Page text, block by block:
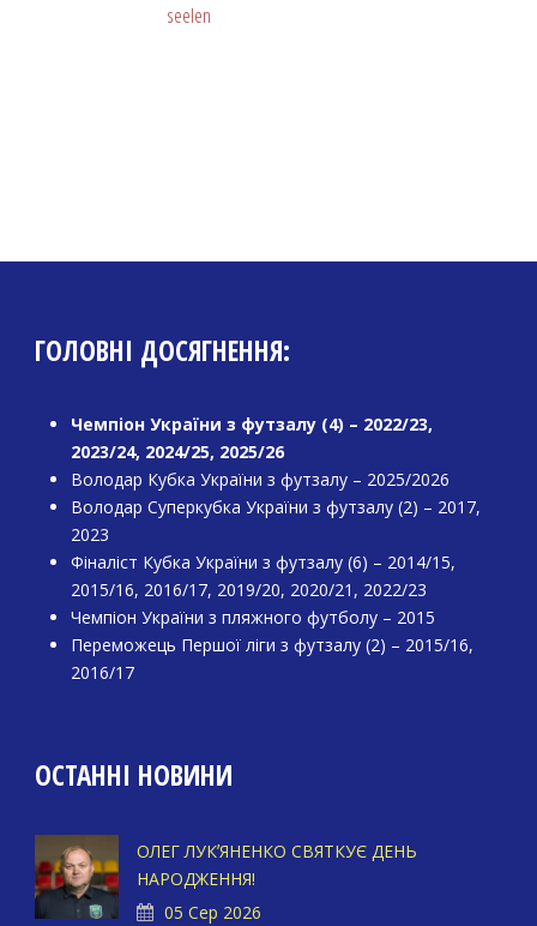
seelen
ГОЛОВНІ ДОСЯГНЕННЯ:
Чемпіон України з футзалу (4) – 2022/23,
2023/24, 2024/25, 2025/26
Володар Кубка України з футзалу – 2025/2026
Володар Суперкубка України з футзалу (2) – 2017,
2023
Фіналіст Кубка України з футзалу (6) – 2014/15,
2015/16, 2016/17, 2019/20, 2020/21, 2022/23
Чемпіон України з пляжного футболу – 2015
Переможець Першої ліги з футзалу (2) – 2015/16,
2016/17
ОСТАННІ НОВИНИ
ОЛЕГ ЛУКʼЯНЕНКО СВЯТКУЄ ДЕНЬ
НАРОДЖЕННЯ!
05 Сер 2026